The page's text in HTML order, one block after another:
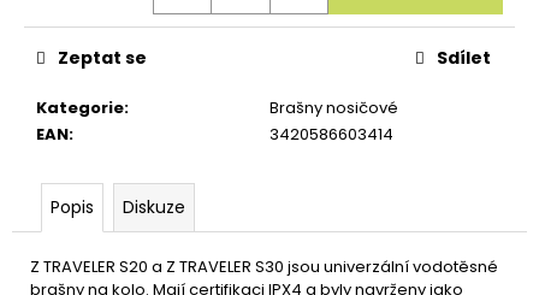
Kategorie:
Brašny nosičové
EAN: 3420586603414
Zeptat se Sdílet
Popis Diskuze
Z TRAVELER S20 a Z TRAVELER S30 jsou univerzální vodotěsné
brašny na kolo. Mají certifikaci IPX4 a byly navrženy jako
o
p
o
u
e